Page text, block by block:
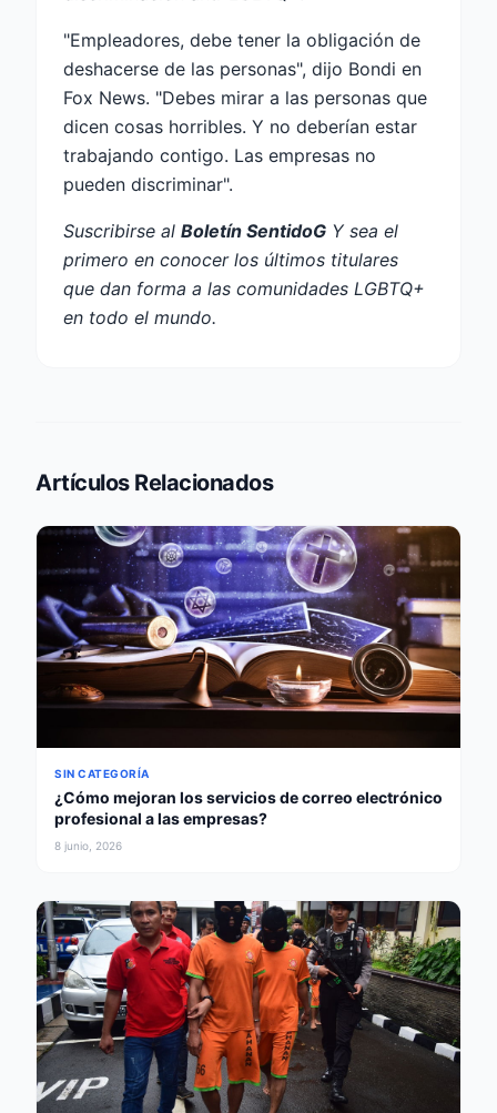
"Empleadores, debe tener la obligación de
deshacerse de las personas", dijo Bondi en
Fox News. "Debes mirar a las personas que
dicen cosas horribles. Y no deberían estar
trabajando contigo. Las empresas no
pueden discriminar".
Suscribirse al Boletín SentidoG Y sea el
primero en conocer los últimos titulares
que dan forma a las comunidades LGBTQ+
en todo el mundo.
Artículos Relacionados
SIN CATEGORÍA
¿Cómo mejoran los servicios de correo electrónico
profesional a las empresas?
8 junio, 2026